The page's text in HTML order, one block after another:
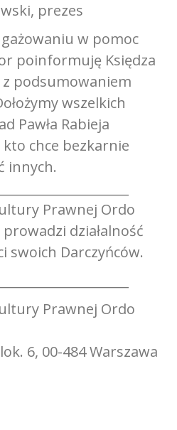
prezes
w pomoc
poinformuję Księdza
podsumowaniem
wszelkich
Pawła Rabieja
kto chce bezkarnie
innych.
Prawnej Ordo
działalność
swoich Darczyńców.
Prawnej Ordo
6, 00-484 Warszawa